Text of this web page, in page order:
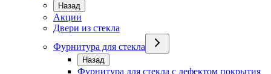
Назад
Акции
Двери из стекла
Фурнитура для стекла
Назад
Фурнитура для стекла с дефектом покрытия